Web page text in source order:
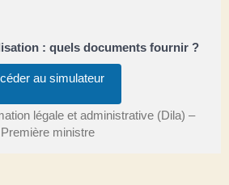
: quels documents fournir ?
au simulateur
légale et administrative (Dila) –
Première ministre